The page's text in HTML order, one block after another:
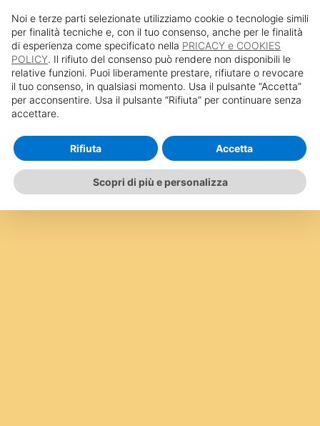
Noi e terze parti selezionate utilizziamo cookie o tecnologie simili
per finalità tecniche e, con il tuo consenso, anche per le finalità
di esperienza come specificato nella PRICACY e COOKIES
POLICY. Il rifiuto del consenso può rendere non disponibili le
relative funzioni. Puoi liberamente prestare, rifiutare o revocare
il tuo consenso, in qualsiasi momento. Usa il pulsante “Accetta”
per acconsentire. Usa il pulsante “Rifiuta” per continuare senza
accettare.
Scopri di più e personalizza
Rifiuta Accetta